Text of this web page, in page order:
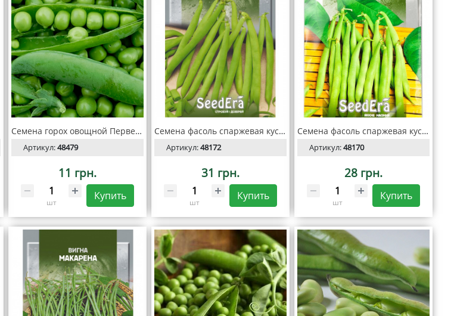
Семена горох овощной Первенец 20г, SeedEra
Артикул:48479
11 грн.
шт
Купить
Семена фасоль спаржевая кустовая Без Волокна, 20 гр, SeedEra
Артикул:48172
31 грн.
шт
Купить
Семена фасоль спаржевая кустовая Кропер Типпи 20 гр, SeedEra
Артикул:48170
28 грн.
шт
Купить